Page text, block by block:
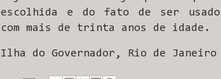
escolhida e do fato de ser
com mais de trinta anos de idade.
Ilha do Governador, Rio de